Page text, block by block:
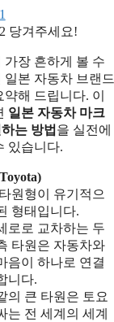
당겨주세요!
가장 흔하게 볼 수
일본 자동차 브랜드
해 드립니다. 이
일본 자동차 마크
는 방법 을 실전에
있습니다.
원형이 유기적으
형태입니다.
로로 교차하는 두
타원은 자동차와
음이 하나로 연결
니다.
의 큰 타원은 토요
는 전 세계의 세계